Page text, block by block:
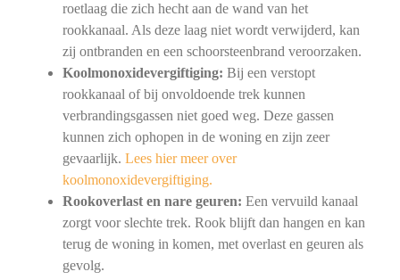
roetlaag die zich hecht aan de wand van het
rookkanaal. Als deze laag niet wordt verwijderd, kan
zij ontbranden en een schoorsteenbrand veroorzaken.
Koolmonoxidevergiftiging: Bij een verstopt
rookkanaal of bij onvoldoende trek kunnen
verbrandingsgassen niet goed weg. Deze gassen
kunnen zich ophopen in de woning en zijn zeer
gevaarlijk. Lees hier meer over
koolmonoxidevergiftiging.
Rookoverlast en nare geuren: Een vervuild kanaal
zorgt voor slechte trek. Rook blijft dan hangen en kan
terug de woning in komen, met overlast en geuren als
gevolg.